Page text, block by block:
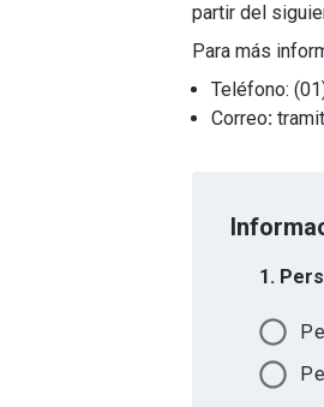
partir del
Para más
Teléfono:
Correo:
1.